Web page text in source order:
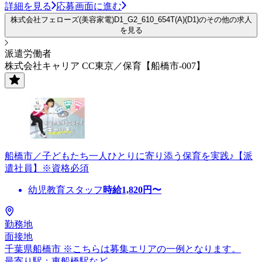
詳細を見る 応募画面に進む
株式会社フェローズ(美容家電)D1_G2_610_654T(A)(D1)のその他の求人
を見る
派遣労働者
株式会社キャリア CC東京／保育【船橋市-007】
船橋市／子どもたち一人ひとりに寄り添う保育を実践♪【派
遣社員】※資格必須
幼児教育スタッフ 時給1,820円〜
勤務地
面接地
千葉県船橋市 ※こちらは募集エリアの一例となります。